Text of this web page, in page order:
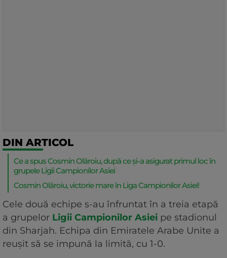
DIN ARTICOL
Ce a spus Cosmin Olăroiu, după ce și-a asigurat primul loc în
grupele Ligii Campionilor Asiei
Cosmin Olăroiu, victorie mare în Liga Campionilor Asiei!
Cele două echipe s-au înfruntat în a treia etapă
a grupelor Ligii Campionilor Asiei pe stadionul
din Sharjah. Echipa din Emiratele Arabe Unite a
reușit să se impună la limită, cu 1-0.